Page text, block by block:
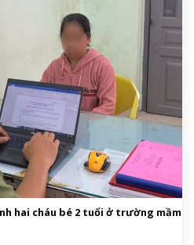
hai cháu bé 2 tuổi ở trường mầm